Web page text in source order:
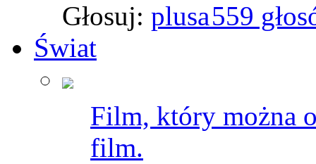
Głosuj:
559
Świat
Film, który można
film.